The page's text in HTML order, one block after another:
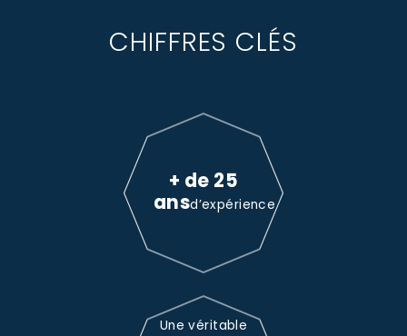
CHIFFRES CLÉS
+ de 25
ansd’expérience
Une véritable